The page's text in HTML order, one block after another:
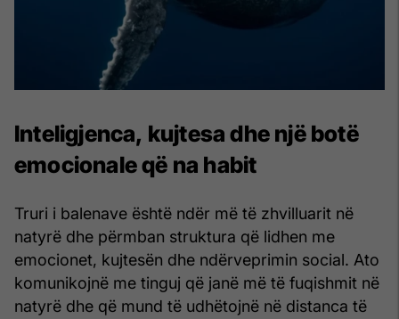
Inteligjenca, kujtesa dhe një botë
emocionale që na habit
Truri i balenave është ndër më të zhvilluarit në
natyrë dhe përmban struktura që lidhen me
emocionet, kujtesën dhe ndërveprimin social. Ato
komunikojnë me tinguj që janë më të fuqishmit në
natyrë dhe që mund të udhëtojnë në distanca të